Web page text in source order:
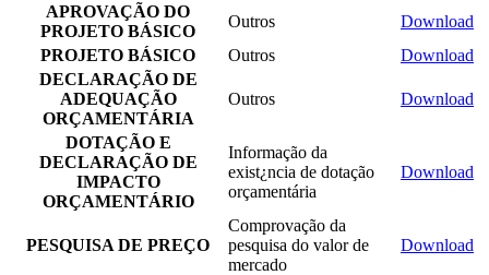
APROVAÇÃO DO
PROJETO BÁSICO
Outros
Download
PROJETO BÁSICO
Outros
Download
DECLARAÇÃO DE
ADEQUAÇÃO
ORÇAMENTÁRIA
Outros Download
DOTAÇÃO E
DECLARAÇÃO DE
IMPACTO
ORÇAMENTÁRIO
Informação da
exist¿ncia de dotação
orçamentária
Download
PESQUISA DE PREÇO
Comprovação da
pesquisa do valor de
mercado
Download